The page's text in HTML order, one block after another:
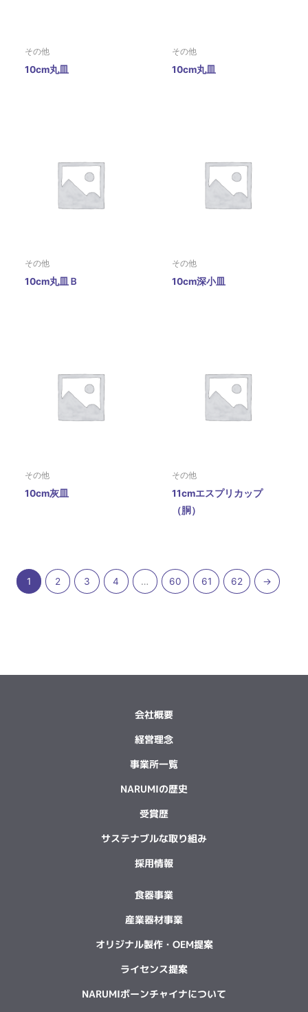
その他
10cm丸皿
その他
10cm丸皿
その他
10cm丸皿Ｂ
その他
10cm深小皿
その他
10cm灰皿
その他
11cmエスプリカップ
（胴）
1 2 3 4 … 60 61 62 →
会社概要
経営理念
事業所一覧
NARUMIの歴史
受賞歴
サステナブルな取り組み
採用情報
食器事業
産業器材事業
オリジナル製作・OEM提案
ライセンス提案
NARUMIボーンチャイナについて